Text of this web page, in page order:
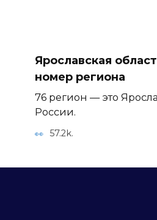
Ярославская
номер региона
76 регион — это
России.
57.2k.